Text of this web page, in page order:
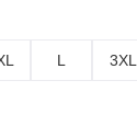
L 3XL